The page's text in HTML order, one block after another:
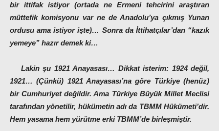
bir ittifak istiyor (ortada ne Ermeni tehcirini araştıran
müttefik komisyonu var ne de Anadolu’ya çıkmış Yunan
ordusu ama istiyor işte)… Sonra da İttihatçılar’dan “kazık
yemeye” hazır demek ki…
Lakin şu 1921 Anayasası… Dikkat isterim: 1924 değil,
1921… (Çünkü) 1921 Anayasası’na göre Türkiye (henüz)
bir Cumhuriyet değildir. Ama Türkiye Büyük Millet Meclisi
tarafından yönetilir, hükümetin adı da TBMM Hükümeti’dir.
Hem yasama hem yürütme erki TBMM’de birleşmiştir.